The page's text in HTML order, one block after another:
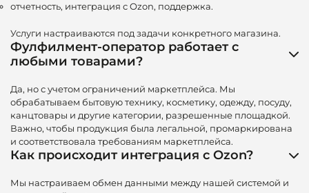
отчетность, интеграция с Ozon, поддержка.
Услуги настраиваются под задачи конкретного магазина.
Фулфилмент-оператор работает с
любыми товарами?
Да, но с учетом ограничений маркетплейса. Мы
обрабатываем бытовую технику, косметику, одежду, посуду,
канцтовары и другие категории, разрешенные площадкой.
Важно, чтобы продукция была легальной, промаркирована
и соответствовала требованиям маркетплейса.
Как происходит интеграция с Ozon?
Мы настраиваем обмен данными между нашей системой и